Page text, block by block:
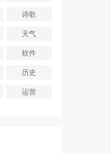
诗歌
天气
软件
历史
运营